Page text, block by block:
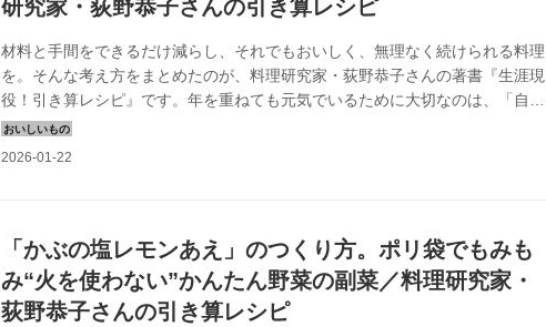
研究家・荻野恭子さんの引き算レシピ
材料と手間をできるだけ減らし、それでもおいしく、無理なく続けられる料理
を。そんな考え方をまとめたのが、料理研究家・荻野恭子さんの著書『生涯現
役！引き算レシピ』です。年を重ねても元気でいるために大切なのは、「自分
で料理をつくって食べること」。材料数や工程を思いきってそぎ落とし、手と
頭を自然に使いながらつくれるレシピが提案されています。今回は、本書のな
「かぶの塩レモンあえ」のつくり方。ポリ袋でもみも
み“火を使わない”かんたん野菜の副菜／料理研究家・
荻野恭子さんの引き算レシピ